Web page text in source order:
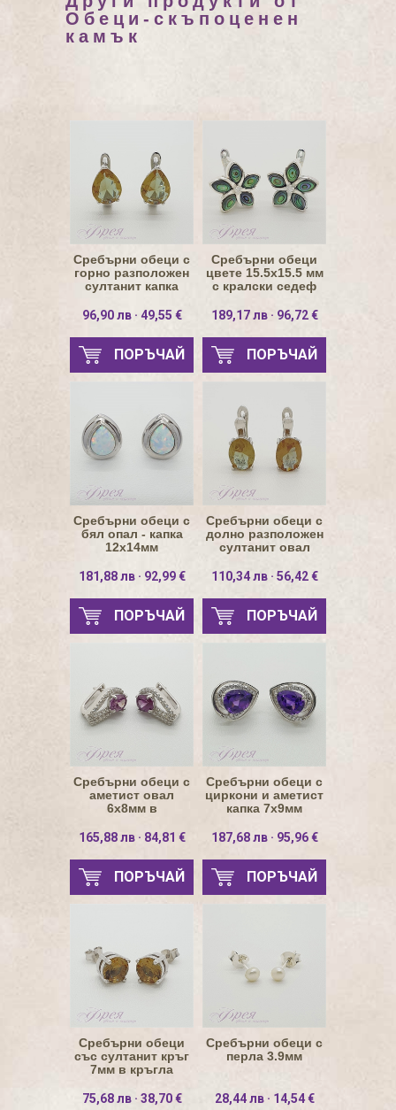
Обеци-скъпоценен
камък
Сребърни обеци с
горно разположен
султанит капка
96,90 лв · 49,55 €
ПОРЪЧАЙ
Сребърни обеци
цвете 15.5х15.5 мм
с кралски седеф
189,17 лв · 96,72 €
ПОРЪЧАЙ
Сребърни обеци с
бял опал - капка
12х14мм
181,88 лв · 92,99 €
ПОРЪЧАЙ
Сребърни обеци с
долно разположен
султанит овал
110,34 лв · 56,42 €
ПОРЪЧАЙ
Сребърни обеци с
аметист овал
6х8мм в
от циркони
165,88 лв · 84,81 €
ПОРЪЧАЙ
Сребърни обеци с
циркони и аметист
капка 7х9мм
187,68 лв · 95,96 €
ПОРЪЧАЙ
Сребърни обеци
със султанит кръг
7мм в кръгла
75,68 лв · 38,70 €
Сребърни обеци с
перла 3.9мм
28,44 лв · 14,54 €